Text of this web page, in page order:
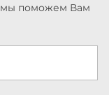
мы поможем Вам